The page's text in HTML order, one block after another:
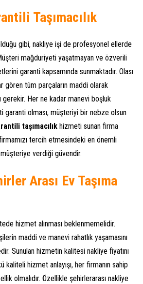
Taşımacılık
gibi, nakliye işi de profesyonel ellerde
mağduriyeti yaşatmayan ve özverili
garanti kapsamında sunmaktadır. Olası
gören tüm parçaların maddi olarak
gerekir. Her ne kadar manevi boşluk
garanti olması, müşteriyi bir nebze olsun
taşımacılık hizmeti sunan firma
firmamızı tercih etmesindeki en önemli
verdiği güvendir.
Arası Ev Taşıma
hizmet alınması beklenmemelidir.
maddi ve manevi rahatlık yaşamasını
Sunulan hizmetin kalitesi nakliye fiyatını
kaliteli hizmet anlayışı, her firmanın sahip
olmalıdır. Özellikle şehirlerarası nakliye